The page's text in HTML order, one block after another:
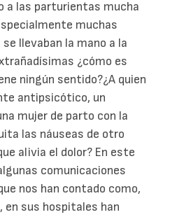
las parturientas mucha
muchas
llevaban la mano a la
¿cómo es
ningún sentido?¿A quien
antipsicótico, un
mujer de parto con la
las náuseas de otro
alivia el dolor? En este
comunicaciones
nos han contado como,
en sus hospitales han